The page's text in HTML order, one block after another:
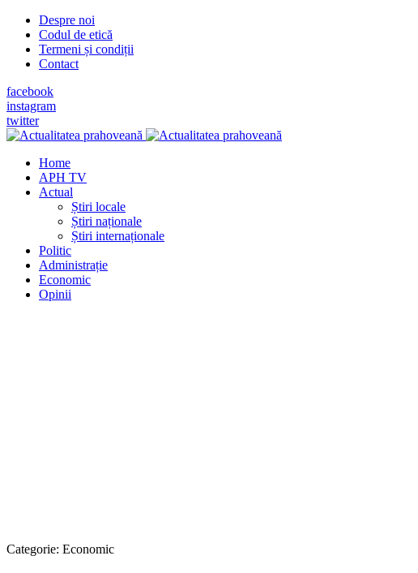
Despre noi
Codul de etică
Termeni și condiții
Contact
facebook
instagram
twitter
Home
APH TV
Actual
Știri locale
Știri naționale
Știri internaționale
Politic
Administrație
Economic
Opinii
Categorie: Economic